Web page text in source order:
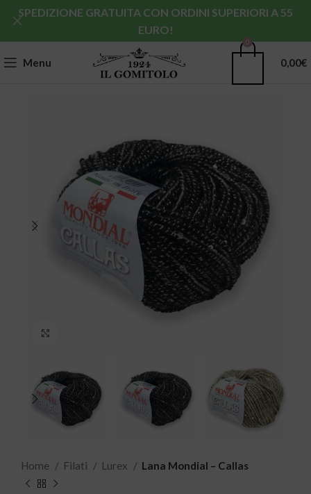
Menu 0,00€
Home Filati Lurex Lana Mondial – Callas
SPEDIZIONE GRATUITA CON ORDINI SUPERIORI A 55
EURO!